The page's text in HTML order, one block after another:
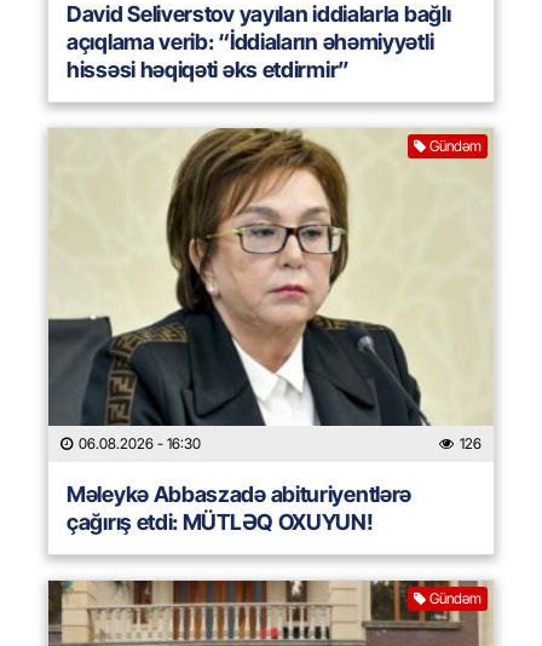
David Seliverstov yayılan iddialarla bağlı
açıqlama verib: “İddiaların əhəmiyyətli
hissəsi həqiqəti əks etdirmir”
Gündəm
06.08.2026 - 16:30 126
Məleykə Abbaszadə abituriyentlərə
çağırış etdi: MÜTLƏQ OXUYUN!
Gündəm